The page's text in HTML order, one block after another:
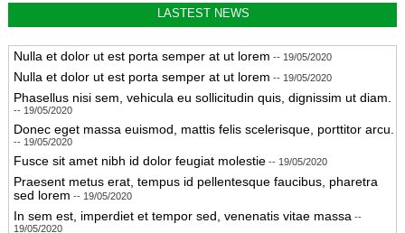
navigation
LASTEST NEWS
Nulla et dolor ut est porta semper at ut lorem
Nulla et dolor ut est porta semper at ut lorem
Phasellus nisi sem, vehicula eu sollicitudin quis, dignissim ut diam.
-- 19/05/2020
Donec eget massa euismod, mattis felis scelerisque, porttitor arcu.
-- 19/05/2020
Fusce sit amet nibh id dolor feugiat molestie
Praesent metus erat, tempus id pellentesque faucibus, pharetra
sed lorem -- 19/05/2020
In sem est, imperdiet et tempor sed, venenatis vitae massa
19/05/2020